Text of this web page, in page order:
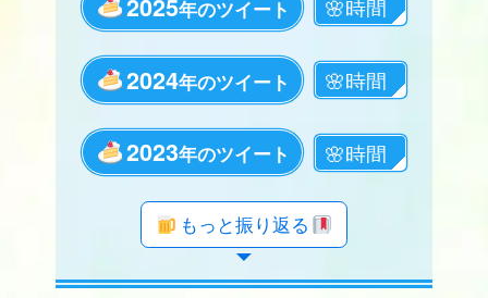
2025年のツイート
2024年のツイート
2023年のツイート
年のツイート
年のツイート
年のツイート
年のツイート
年のツイート
年のツイート
年のツイート
年のツイート
年のツイート
年のツイート
年のツイート
年のツイート
年のツイート
年のツイート
年のツイート
年のツイート
年のツイート
もっと振り返る